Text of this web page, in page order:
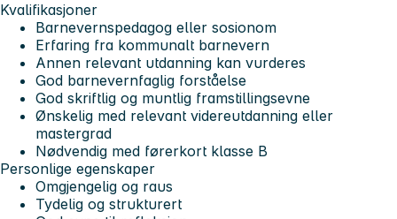
Kvalifikasjoner
Barnevernspedagog eller sosionom
Erfaring fra kommunalt barnevern
Annen relevant utdanning kan vurderes
God barnevernfaglig forståelse
God skriftlig og muntlig framstillingsevne
Ønskelig med relevant videreutdanning eller
mastergrad
Nødvendig med førerkort klasse B
Personlige egenskaper
Omgjengelig og raus
Tydelig og strukturert